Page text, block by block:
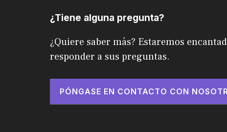
¿Tiene alguna pregunta?
¿Quiere saber más? Estaremos
responder a sus preguntas.
PÓNGASE EN CONTACTO CON